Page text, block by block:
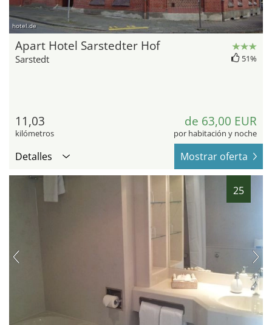
hotel.de
Apart Hotel Sarstedter Hof
Sarstedt 51%
11,03
kilómetros
de 63,00 EUR
por habitación y noche
Detalles Mostrar oferta
25